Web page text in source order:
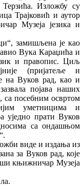
Изложбу су
Трајковић и аутор
Музеја језика и
замишљена је као
Вука Караџића и
и правопис. Циљ
(пријатеље и
на Вуков рад, као и
појава наших
са посебним освртом
уметницима и
уједно прати Вуков
са ондашњом
виде и издања из
за Вуков рад, које
књижничар Музеја